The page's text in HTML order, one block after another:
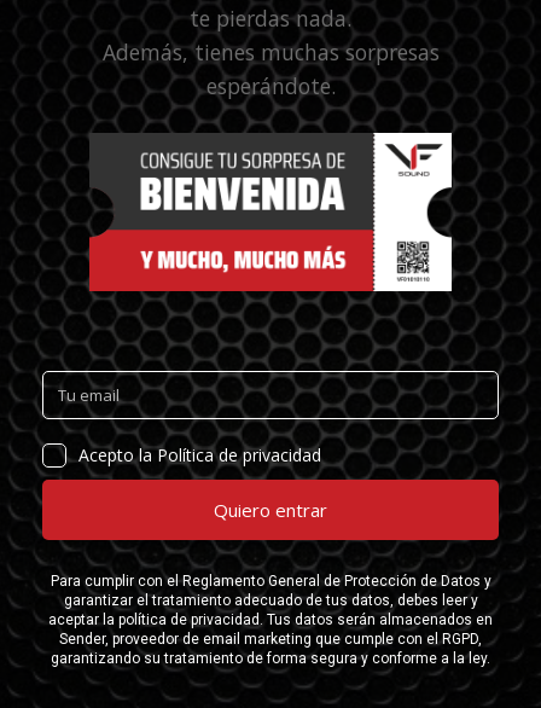
te pierdas nada.
Además, tienes muchas sorpresas
esperándote.